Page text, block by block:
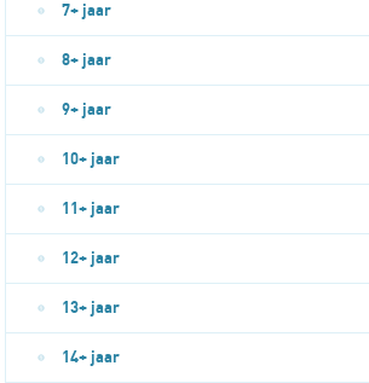
7+ jaar
8+ jaar
9+ jaar
10+ jaar
11+ jaar
12+ jaar
13+ jaar
14+ jaar